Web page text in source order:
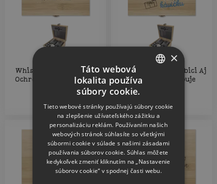
Whisky sada v krabici
Ochrana pred krízou s
35.96
Whisky sada v krabici Aj
skladník potrebuje
35.96
Meno na želanie
×
Táto webová
lokalita používa
súbory cookie.
Tieto webové stránky používajú súbory cookie
na zlepšenie užívateľského zážitku a
personalizáciu reklám. Používaním našich
webových stránok súhlasíte so všetkými
súbormi cookie v súlade s našimi zásadami
používania súborov cookie. Súhlas môžete
kedykoľvek zmeniť kliknutím na „Nastavenie
súborov cookie“ v spodnej časti webu.